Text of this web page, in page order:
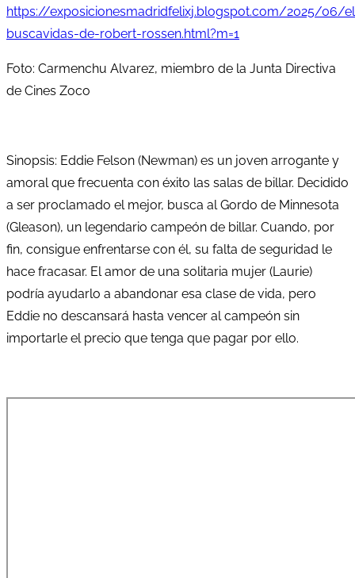
https://exposicionesmadridfelixj.blogspot.com/2025/06/
buscavidas-de-robert-rossen.html?m=1
Foto: Carmenchu Alvarez, miembro de la Junta Directiva
de Cines Zoco
Sinopsis: Eddie Felson (Newman) es un joven arrogante y
amoral que frecuenta con éxito las salas de billar. Decidido
a ser proclamado el mejor, busca al Gordo de Minnesota
(Gleason), un legendario campeón de billar. Cuando, por
fin, consigue enfrentarse con él, su falta de seguridad le
hace fracasar. El amor de una solitaria mujer (Laurie)
podría ayudarlo a abandonar esa clase de vida, pero
Eddie no descansará hasta vencer al campeón sin
importarle el precio que tenga que pagar por ello.